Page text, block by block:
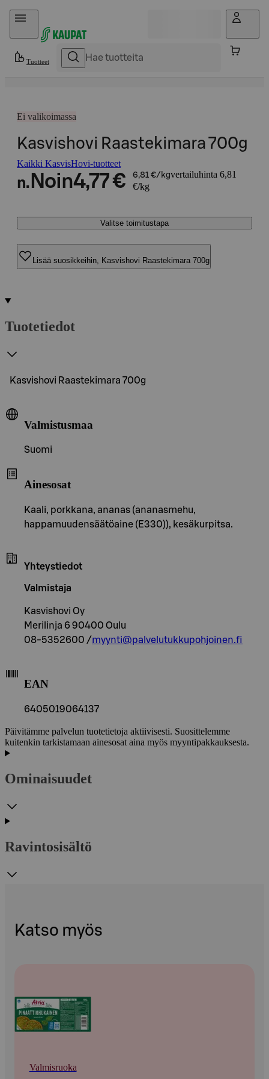
Hyppää sisältöön
Tuotteet
Ei valikoimassa
Kasvishovi Raastekimara 700g
Kaikki KasvisHovi-tuotteet
n. Noin4,77 € 6,81 €/kgvertailuhinta 6,81
€/kg
Valitse toimitustapa
Lisää suosikkeihin, Kasvishovi Raastekimara 700g
Tuotetiedot
Kasvishovi Raastekimara 700g
Valmistusmaa
Suomi
Ainesosat
Kaali, porkkana, ananas (ananasmehu,
happamuudensäätöaine (E330)), kesäkurpitsa.
Yhteystiedot
Valmistaja
Kasvishovi Oy
Merilinja 6 90400 Oulu
08-5352600 /myynti@palvelutukkupohjoinen.fi
EAN
6405019064137
Päivitämme palvelun tuotetietoja aktiivisesti. Suosittelemme
kuitenkin tarkistamaan ainesosat aina myös myyntipakkauksesta.
Ominaisuudet
Ravintosisältö
Katso myös
Valmisruoka